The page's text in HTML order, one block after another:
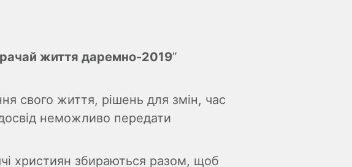
життя даремно-2019”
свого життя, рішень для змін, час
неможливо передати
християн збираються разом, щоб